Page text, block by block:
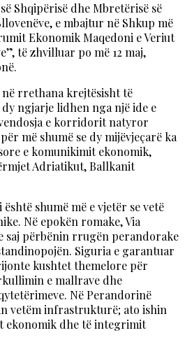
Shqipërisë dhe Mbretërisë së
e mbajtur në Shkup më
Ekonomik Maqedoni e Veriut
të zhvilluar po më 12 maj,
rrethana krejtësisht të
ngjarje lidhen nga një ide e
e korridorit natyror
më shumë se dy mijëvjeçarë ka
e komunikimit ekonomik,
Adriatikut, Ballkanit
shumë më e vjetër se vetë
Në epokën romake, Via
saj përbënin rrugën perandorake
Siguria e garantuar
kushtet themelore për
e mallrave dhe
Në Perandorinë
vetëm infrastrukturë; ato ishin
ekonomik dhe të integrimit